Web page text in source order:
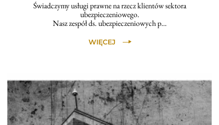
Świadczymy usługi prawne na rzecz klientów sektora
ubezpieczeniowego.
Nasz zespół ds. ubezpieczeniowych p…
WIĘCEJ